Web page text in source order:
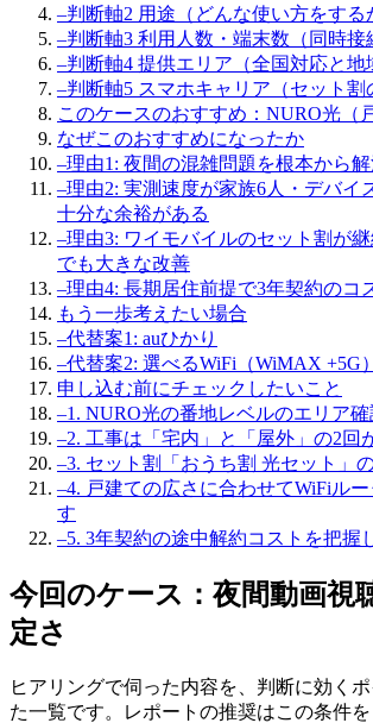
–判断軸2 用途（どんな使い方をする
–判断軸3 利用人数・端末数（同時接
–判断軸4 提供エリア（全国対応と地
–判断軸5 スマホキャリア（セット割
このケースのおすすめ：NURO光（
なぜこのおすすめになったか
–理由1: 夜間の混雑問題を根本から
–理由2: 実測速度が家族6人・デバイ
十分な余裕がある
–理由3: ワイモバイルのセット割が
でも大きな改善
–理由4: 長期居住前提で3年契約のコ
もう一歩考えたい場合
–代替案1: auひかり
–代替案2: 選べるWiFi（WiMAX +5G）
申し込む前にチェックしたいこと
–1. NURO光の番地レベルのエリア確
–2. 工事は「宅内」と「屋外」の2回
–3. セット割「おうち割 光セット」
–4. 戸建ての広さに合わせてWiFiル
す
–5. 3年契約の途中解約コストを把握
今回のケース：夜間動画視
定さ
ヒアリングで伺った内容を、判断に効く
た一覧です。レポートの推奨はこの条件